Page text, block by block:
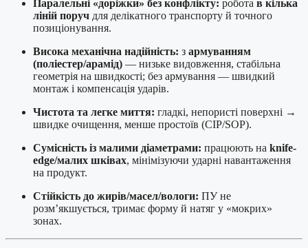
Паралельні «доріжки» без конфлікту: робота в кілька
ліній поруч для делікатного транспорту й точного
позиціонування.
Висока механічна надійність: з армуванням
(поліестер/арамід) — низьке видовження, стабільна
геометрія на швидкості; без армування — швидкий
монтаж і компенсація ударів.
Чистота та легке миття: гладкі, непористі поверхні →
швидке очищення, менше простоїв (CIP/SOP).
Сумісність із малими діаметрами: працюють на knife-
edge/малих шківах, мінімізуючи ударні навантаження
на продукт.
Стійкість до жирів/масел/вологи: ПУ не
розм’якшується, тримає форму й натяг у «мокрих»
зонах.